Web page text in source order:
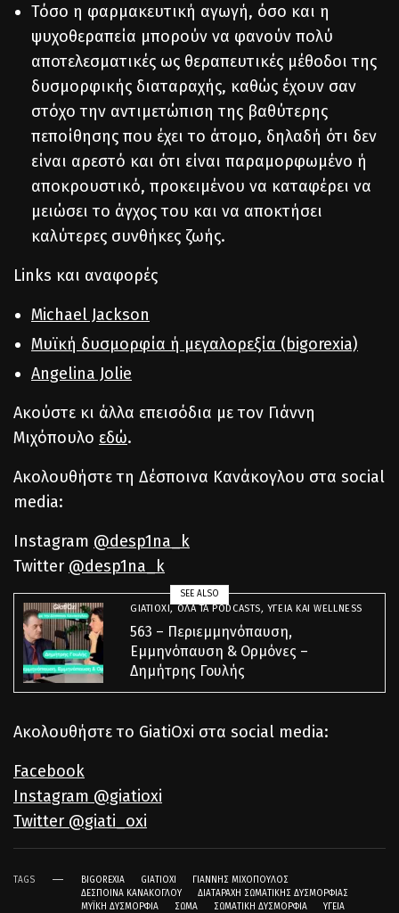
Τόσο η φαρμακευτική αγωγή, όσο και η
ψυχοθεραπεία μπορούν να φανούν πολύ
αποτελεσματικές ως θεραπευτικές μέθοδοι της
δυσμορφικής διαταραχής, καθώς έχουν σαν
στόχο την αντιμετώπιση της βαθύτερης
πεποίθησης που έχει το άτομο, δηλαδή ότι δεν
είναι αρεστό και ότι είναι παραμορφωμένο ή
αποκρουστικό, προκειμένου να καταφέρει να
μειώσει το άγχος του και να αποκτήσει
καλύτερες συνθήκες ζωής.
Links και αναφορές
Michael Jackson
Μυϊκή δυσμορφία ή μεγαλορεξία (bigorexia)
Angelina Jolie
Ακούστε κι άλλα επεισόδια με τον Γιάννη
Μιχόπουλο εδώ.
Ακολουθήστε τη Δέσποινα Κανάκογλου στα social
media:
Instagram @desp1na_k
Twitter @desp1na_k
SEE ALSO
GIATIOXI, ΌΛΑ ΤΑ PODCASTS, ΥΓΕΊΑ ΚΑΙ WELLNESS
563 – Περιεμμηνόπαυση,
Εμμηνόπαυση & Ορμόνες –
Δημήτρης Γουλής
Ακολουθήστε το GiatiOxi στα social media:
Facebook
Instagram @giatioxi
Twitter @giati_oxi
TAGS BIGOREXIA GIATIOXI
ΓΙΆΝΝΗΣ ΜΙΧΌΠΟΥΛΟΣ
ΔΈΣΠΟΙΝΑ ΚΑΝΆΚΟΓΛΟΥ
ΔΙΑΤΑΡΑΧΉ ΣΩΜΑΤΙΚΉΣ ΔΥΣΜΟΡΦΊΑΣ
ΜΥΪΚΉ ΔΥΣΜΟΡΦΊΑ
ΣΏΜΑ ΣΩΜΑΤΙΚΉ ΔΥΣΜΟΡΦΊΑ
ΥΓΕΊΑ